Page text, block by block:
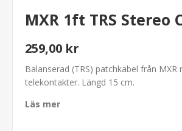
MXR 1ft TRS Stereo
259,00 kr
Balanserad (TRS) patchkabel från MXR
telekontakter. Längd 15 cm.
Läs mer